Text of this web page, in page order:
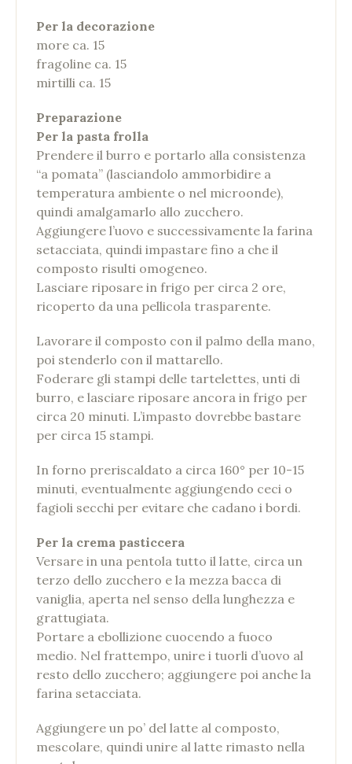
Per la decorazione
more ca. 15
fragoline ca. 15
mirtilli ca. 15
Preparazione
Per la pasta frolla
Prendere il burro e portarlo alla consistenza
“a pomata” (lasciandolo ammorbidire a
temperatura ambiente o nel microonde),
quindi amalgamarlo allo zucchero.
Aggiungere l’uovo e successivamente la farina
setacciata, quindi impastare fino a che il
composto risulti omogeneo.
Lasciare riposare in frigo per circa 2 ore,
ricoperto da una pellicola trasparente.
Lavorare il composto con il palmo della mano,
poi stenderlo con il mattarello.
Foderare gli stampi delle tartelettes, unti di
burro, e lasciare riposare ancora in frigo per
circa 20 minuti. L’impasto dovrebbe bastare
per circa 15 stampi.
In forno preriscaldato a circa 160° per 10-15
minuti, eventualmente aggiungendo ceci o
fagioli secchi per evitare che cadano i bordi.
Per la crema pasticcera
Versare in una pentola tutto il latte, circa un
terzo dello zucchero e la mezza bacca di
vaniglia, aperta nel senso della lunghezza e
grattugiata.
Portare a ebollizione cuocendo a fuoco
medio. Nel frattempo, unire i tuorli d’uovo al
resto dello zucchero; aggiungere poi anche la
farina setacciata.
Aggiungere un po’ del latte al composto,
mescolare, quindi unire al latte rimasto nella